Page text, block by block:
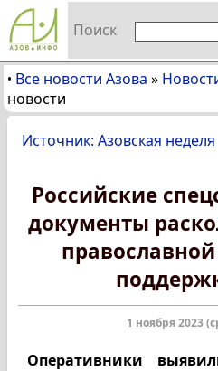
Поиск
• Все новости Азова »
новости
Источник: Азовская неделя
Российские
документы
1 ноября 2023
Оперативники